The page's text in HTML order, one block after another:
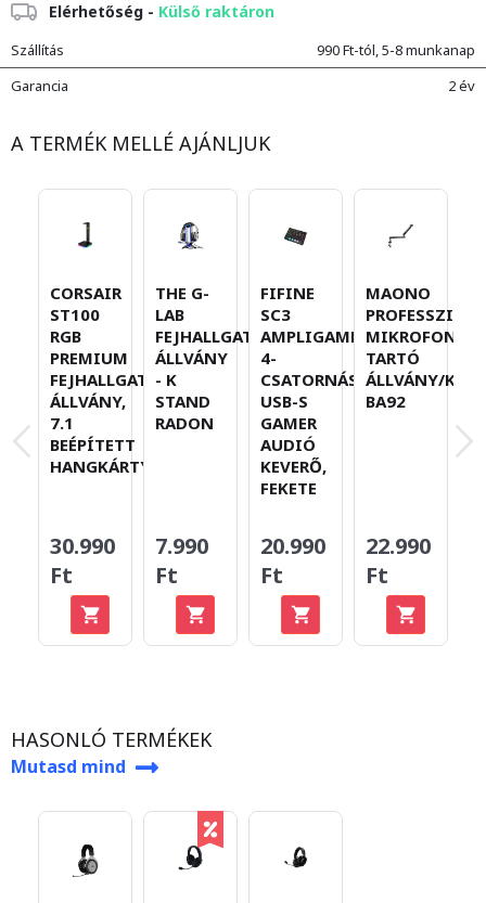
Elérhetőség - Külső raktáron
Szállítás
990 Ft-tól, 5-8 munkanap
Garancia
2 év
A TERMÉK MELLÉ AJÁNLJUK
CORSAIR
ST100
RGB
PREMIUM
FEJHALLGATÓ
ÁLLVÁNY,
7.1
BEÉPÍTETT
HANGKÁRTYÁVAL
30.990
Ft
THE G-
LAB
FEJHALLGATÓ
ÁLLVÁNY
- K
STAND
RADON
7.990
Ft
FIFINE
SC3
AMPLIGAME,
4-
CSATORNÁS
USB-S
GAMER
AUDIÓ
KEVERŐ,
FEKETE
20.990
Ft
MAONO
MIKROFON
TARTÓ
ÁLLVÁNY/KAR
BA92
22.990
Ft
HASONLÓ TERMÉKEK
Mutasd mind